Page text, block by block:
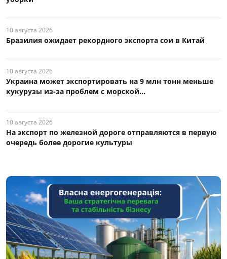
10 августа 2026
Бразилия ожидает рекордного экспорта сои в Китай
10 августа 2026
Украина может экспортировать на 9 млн тонн меньше
кукурузы из-за проблем с морской...
10 августа 2026
На экспорт по железной дороге отправляются в первую
очередь более дорогие культуры